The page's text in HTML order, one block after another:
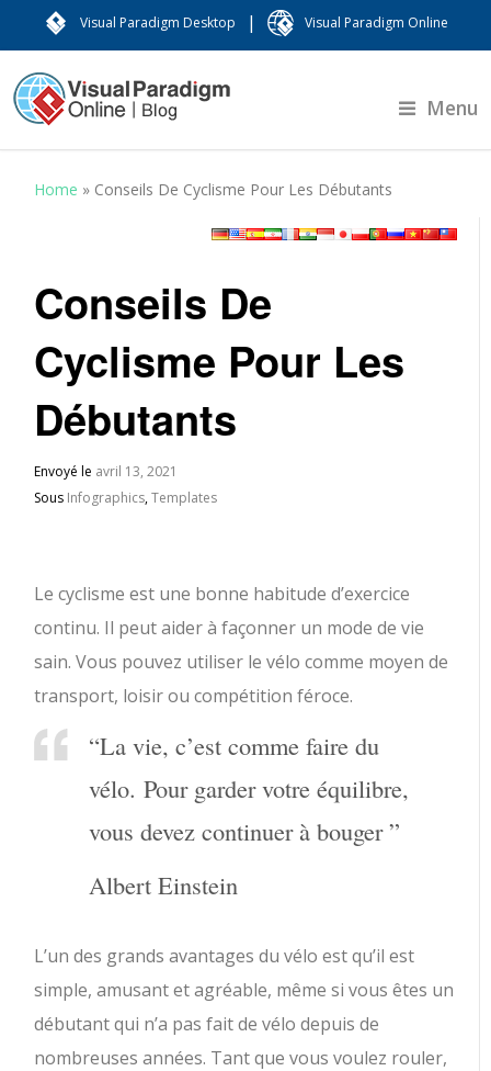
Visual Paradigm Desktop | Visual Paradigm Online
Menu
Home » Conseils De Cyclisme Pour Les Débutants
Conseils De
Cyclisme Pour Les
Débutants
Envoyé le avril 13, 2021
Sous Infographics,Templates
Le cyclisme est une bonne habitude d’exercice
continu. Il peut aider à façonner un mode de vie
sain. Vous pouvez utiliser le vélo comme moyen de
transport, loisir ou compétition féroce.
“La vie, c’est comme faire du
vélo. Pour garder votre équilibre,
vous devez continuer à bouger ”
Albert Einstein
L’un des grands avantages du vélo est qu’il est
simple, amusant et agréable, même si vous êtes un
débutant qui n’a pas fait de vélo depuis de
nombreuses années. Tant que vous voulez rouler,